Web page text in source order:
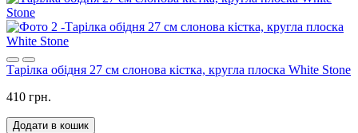
Тарілка обідня 27 см слонова кістка, кругла плоска White Stone
410 грн.
Додати в кошик